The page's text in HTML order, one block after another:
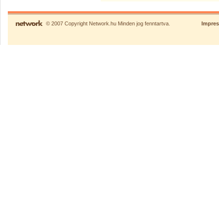
© 2007 Copyright Network.hu Minden jog fenntartva.